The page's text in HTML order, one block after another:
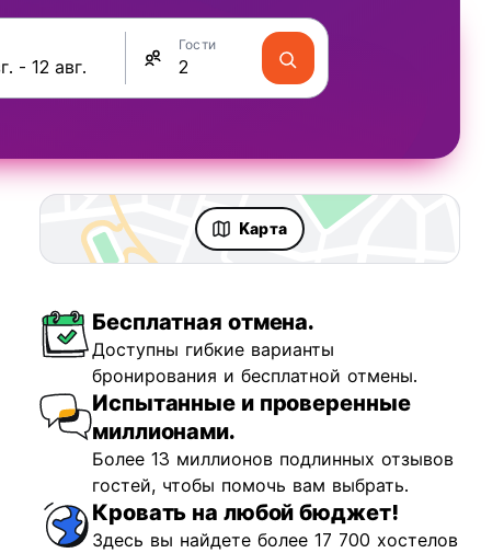
Гости
Kарта
Бесплатная отмена.
Доступны гибкие варианты
бронирования и бесплатной отмены.
Испытанные и проверенные
миллионами.
Более 13 миллионов подлинных отзывов
гостей, чтобы помочь вам выбрать.
Кровать на любой бюджет!
Здесь вы найдете более 17 700 хостелов